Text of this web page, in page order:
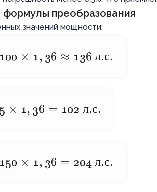
формулы преобразования
значений мощности:
100 × 1, 36 ≈ 136 л.с.
× 1, 36 = 102 л.с.
150 × 1, 36 = 204 л.с.